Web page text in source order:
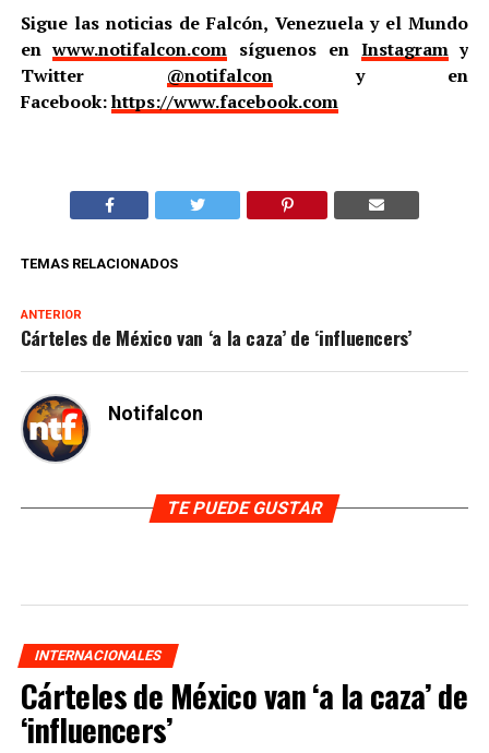
Sigue las noticias de Falcón, Venezuela y el Mundo
enwww.notifalcon.com síguenos en Instagramy
Twitter @notifalcony en
Facebook:https://www.facebook.com
TEMAS RELACIONADOS
ANTERIOR
Cárteles de México van ‘a la caza’ de ‘influencers’
Notifalcon
TE PUEDE GUSTAR
INTERNACIONALES
Cárteles de México van ‘a la caza’ de
‘influencers’